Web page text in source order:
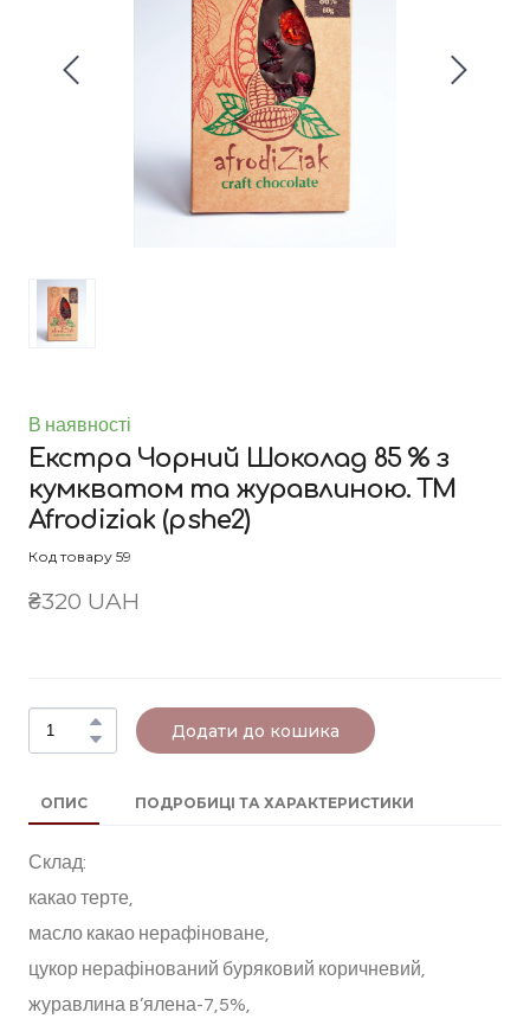
В наявності
Екстра Чорний Шоколад 85 % з
кумкватом та журавлиною. ТМ
Afrodiziak (pshe2)
Код товару 59
₴320 UAH
Додати до кошика
ОПИС ПОДРОБИЦІ ТА ХАРАКТЕРИСТИКИ
Склад:
какао терте,
масло какао нерафіноване,
цукор нерафінований буряковий коричневий,
журавлина в’ялена-7,5%,